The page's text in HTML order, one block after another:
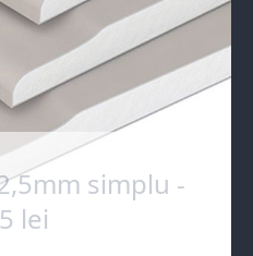
simplu -
lei